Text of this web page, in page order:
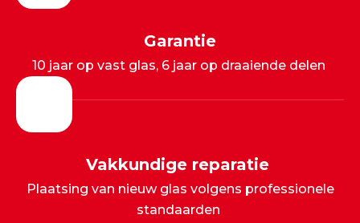
Garantie
10 jaar op vast glas, 6 jaar op draaiende delen
Vakkundige reparatie
Plaatsing van nieuw glas volgens professionele
standaarden